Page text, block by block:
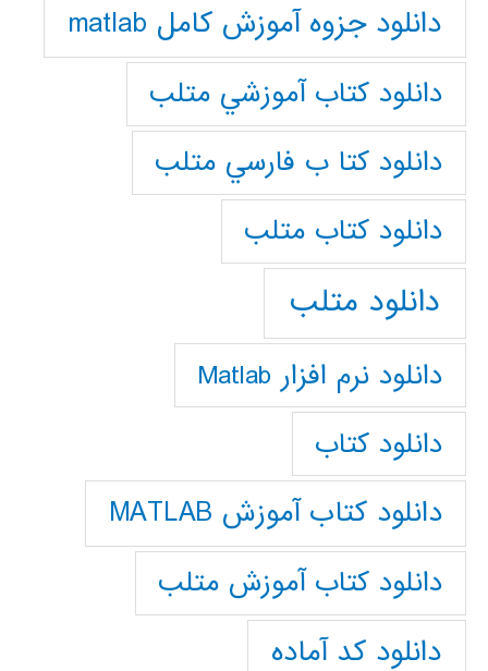
دانلود جزوه آموزش کامل matlab
دانلود كتاب آموزشي متلب
دانلود كتا ب فارسي متلب
دانلود كتاب متلب
دانلود متلب
دانلود نرم افزار Matlab
دانلود کتاب
دانلود کتاب آموزش MATLAB
دانلود کتاب آموزش متلب
دانلود کد آماده